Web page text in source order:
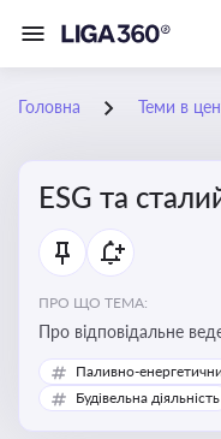
Головна Теми в
ESG та
ПРО ЩО ТЕМА:
Про відповідальне
екологічних,
для досягнення
Паливно-
Будівельна діяльність